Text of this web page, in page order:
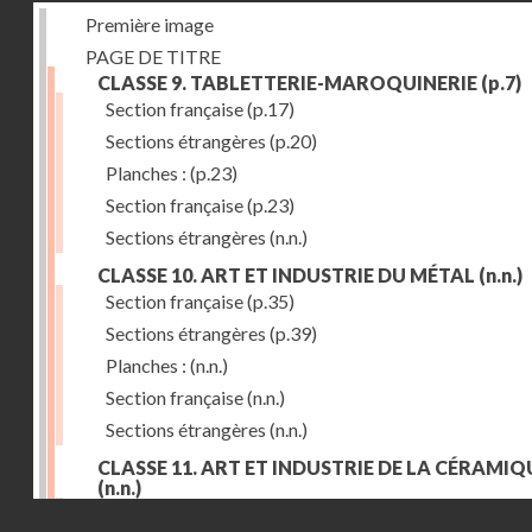
Première image
PAGE DE TITRE
CLASSE 9. TABLETTERIE-MAROQUINERIE (p.7)
Section française(p.17)
Sections étrangères (p.20)
Planches : (p.23)
Section française(p.23)
Sections étrangères (n.n.)
CLASSE 10. ART ET INDUSTRIE DU MÉTAL (n.n.)
Section française(p.35)
Sections étrangères (p.39)
Planches : (n.n.)
Section française(n.n.)
Sections étrangères (n.n.)
CLASSE 11. ART ET INDUSTRIE DE LA
(n.n.)